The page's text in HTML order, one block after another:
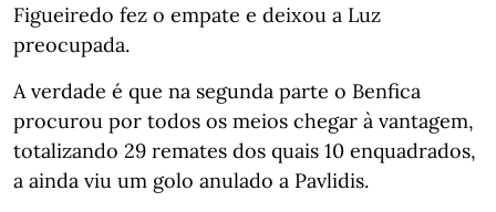
Figueiredo fez o empate e deixou a Luz
preocupada.
A verdade é que na segunda parte o Benfica
procurou por todos os meios chegar à vantagem,
totalizando 29 remates dos quais 10 enquadrados,
a ainda viu um golo anulado a Pavlidis.